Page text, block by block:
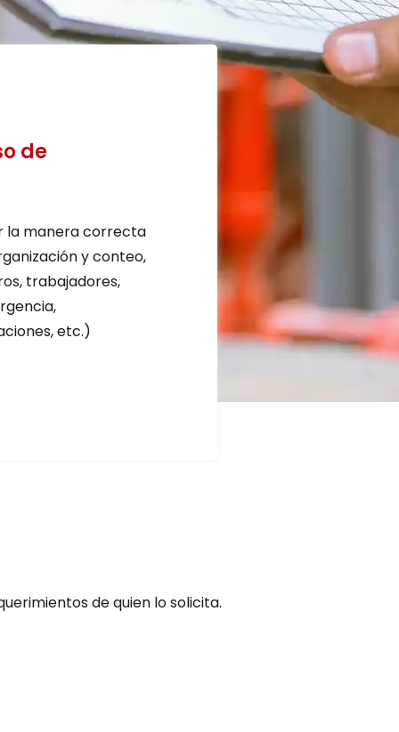
de
la manera correcta
y conteo,
trabajadores,
etc.)
de quien lo solicita.